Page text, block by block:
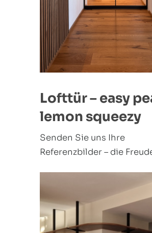
Lofttür – easy
lemon squeezy
Senden Sie uns Ihre
Referenzbilder – die